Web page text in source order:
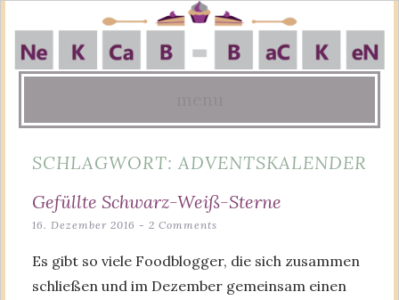
to
content
SCHLAGWORT: ADVENTSKALENDER
Gefüllte Schwarz-Weiß-Sterne
16. Dezember 2016 2 Comments
Es gibt so viele Foodblogger, die sich zusammen
schließen und im Dezember gemeinsam einen